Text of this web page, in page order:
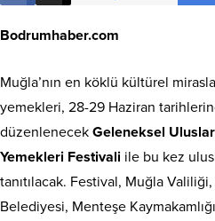
Bodrumhaber.com
Muğla’nın en köklü kültürel
yemekleri, 28-29 Haziran
düzenlenecek Geleneksel
Yemekleri Festivali ile bu kez
tanıtılacak. Festival, Muğla
Belediyesi, Menteşe